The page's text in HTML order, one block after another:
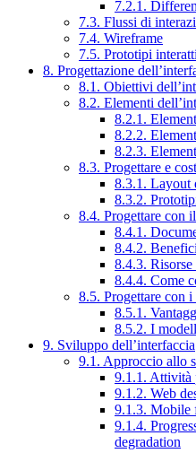
7.2.1.
7.3. Flussi di
7.4. Wireframe
7.5. Prototipi
8. Progettazione
8.1. Obiettivi
8.2. Elementi
8.2.1.
8.2.2.
8.2.3.
8.3. Progettare e
8.3.1. Layout
8.3.2.
8.4. Progettare con
8.4.1.
8.4.2.
8.4.3. Risorse
8.4.4. Come
8.5. Progettare con
8.5.1.
8.5.2. I
9. Sviluppo dell’interfaccia
9.1. Approccio allo
9.1.1. Attività
9.1.2. Web
9.1.3. Mobile
9.1.4.
degradation